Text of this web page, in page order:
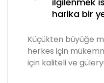
harika bir
Küçükten büyüğe
herkes için
için kaliteli ve